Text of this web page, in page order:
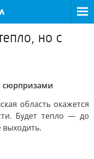
но с
сюрпризами
область окажется
Будет тепло — до
выходить.